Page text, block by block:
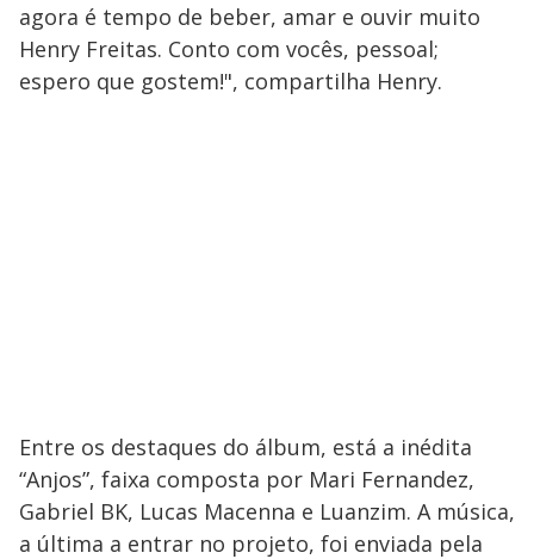
agora é tempo de beber, amar e ouvir muito
Henry Freitas. Conto com vocês, pessoal;
espero que gostem!", compartilha Henry.
Entre os destaques do álbum, está a inédita
“Anjos”, faixa composta por Mari Fernandez,
Gabriel BK, Lucas Macenna e Luanzim. A música,
a última a entrar no projeto, foi enviada pela